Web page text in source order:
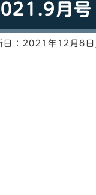
月号
日：2021年12月8日]